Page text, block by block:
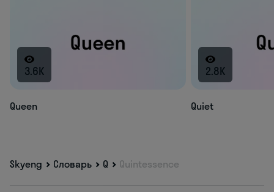
3.6K
Queen
2.8K
Quiet
Skyeng Словарь Q Quintessence